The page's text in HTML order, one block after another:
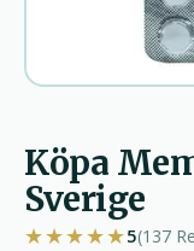
Köpa
Sverige
★★★★★5(137